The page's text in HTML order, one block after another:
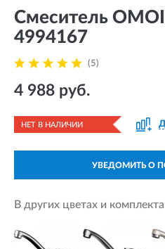
Смеситель
4994167
(5)
4 988 руб.
НЕТ В НАЛИЧИИ
УВЕДОМИТЬ О
В других цветах и